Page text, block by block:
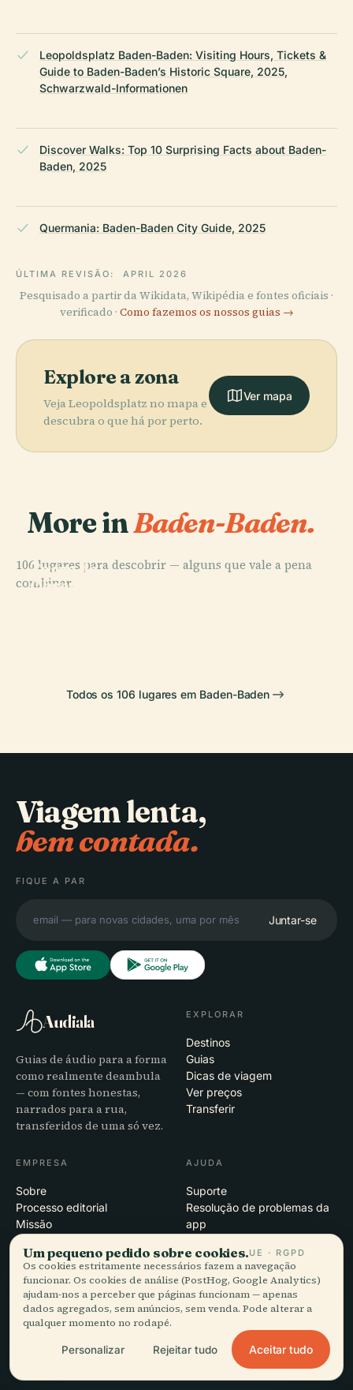
Leopoldsplatz Baden-Baden: Visiting Hours, Tickets &
Guide to Baden-Baden’s Historic Square, 2025,
Schwarzwald-Informationen
Discover Walks: Top 10 Surprising Facts about Baden-
Baden, 2025
Quermania: Baden-Baden City Guide, 2025
ÚLTIMA REVISÃO: APRIL 2026
Pesquisado a partir da Wikidata, Wikipédia e fontes oficiais ·
verificado · Como fazemos os nossos guias →
Explore a zona
Veja Leopoldsplatz no mapa e
descubra o que há por perto.
Ver mapa
More inBaden-Baden.
106 lugares para descobrir — alguns que vale a pena
combinar.
PLACE
Cascata de
PLACE
Torre de
Observação
Todos os 106 lugares em Baden-Baden
Viagem lenta,
bem contada.
FIQUE A PAR
Juntar-se
Audiala
Guias de áudio para a forma
como realmente deambula
— com fontes honestas,
narrados para a rua,
transferidos de uma só vez.
EXPLORAR
Destinos
Guias
Dicas de viagem
Ver preços
Transferir
EMPRESA
Sobre
Processo editorial
Missão
AJUDA
Suporte
Resolução de problemas da
app
Seja nosso parceiro
JURÍDICO
Privacidade
Definições de cookies
Um pequeno pedido sobre cookies.UE · RGPD
Os cookies estritamente necessários fazem a navegação
funcionar. Os cookies de análise (PostHog, Google Analytics)
ajudam-nos a perceber que páginas funcionam — apenas
dados agregados, sem anúncios, sem venda. Pode alterar a
qualquer momento no rodapé.
Personalizar Rejeitar tudo Aceitar tudo